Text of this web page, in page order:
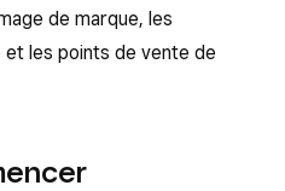
de marque, les
les points de vente de